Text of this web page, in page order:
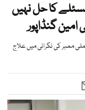
کا حل نہیں
گنڈاپور
ممبر کی نگرانی میں علاج